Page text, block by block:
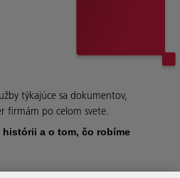
týkajúce sa dokumentov,
firmám po celom svete.
a o tom, čo robíme